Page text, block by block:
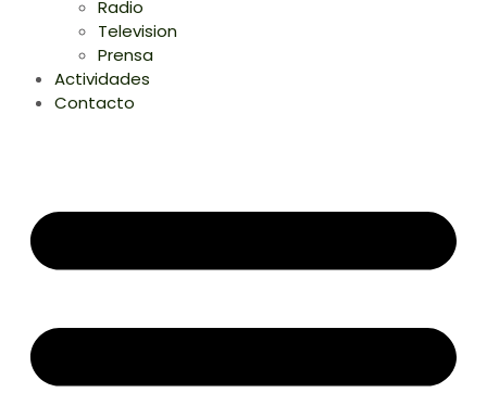
Radio
Television
Prensa
Actividades
Contacto